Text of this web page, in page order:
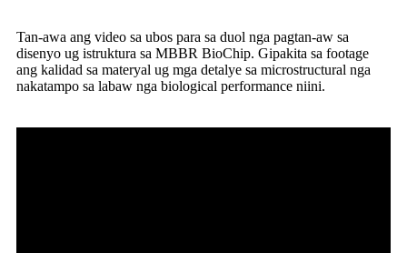
Tan-awa ang video sa ubos para sa duol nga pagtan-aw sa
disenyo ug istruktura sa MBBR BioChip. Gipakita sa footage
ang kalidad sa materyal ug mga detalye sa microstructural nga
nakatampo sa labaw nga biological performance niini.